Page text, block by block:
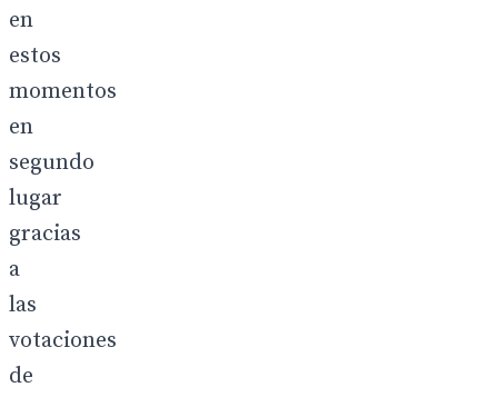
en
estos
momentos
en
segundo
lugar
gracias
a
las
votaciones
de